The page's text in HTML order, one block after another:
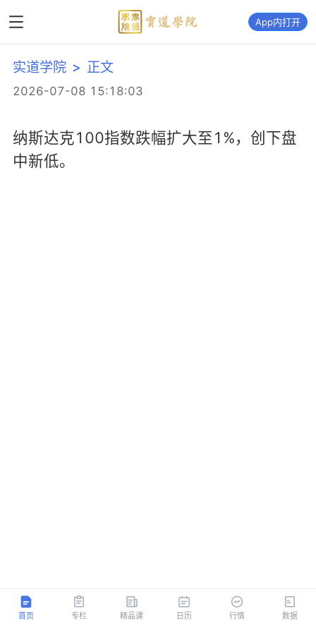
App内打开
实道学院 > 正文
2026-07-08 15:18:03
纳斯达克100指数跌幅扩大至1%，创下盘
中新低。
首页 专栏 精品课 日历 行情 数据